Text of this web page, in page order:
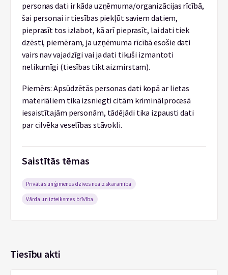
personas dati ir kāda uzņēmuma/organizācijas rīcībā,
šai personai ir tiesības piekļūt saviem datiem,
pieprasīt tos izlabot, kā arī pieprasīt, lai dati tiek
dzēsti, piemēram, ja uzņēmuma rīcībā esošie dati
vairs nav vajadzīgi vai ja dati tikuši izmantoti
nelikumīgi (tiesības tikt aizmirstam).
Piemērs: Apsūdzētās personas dati kopā ar lietas
materiāliem tika izsniegti citām kriminālprocesā
iesaistītajām personām, tādējādi tika izpausti dati
par cilvēka veselības stāvokli.
Saistītās tēmas
Privātās un ģimenes dzīves neaizskaramība
Vārda un izteiksmes brīvība
Tiesību akti